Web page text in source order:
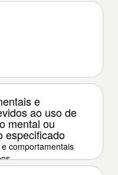
e
ao uso de
mental ou
especificado
comportamentais